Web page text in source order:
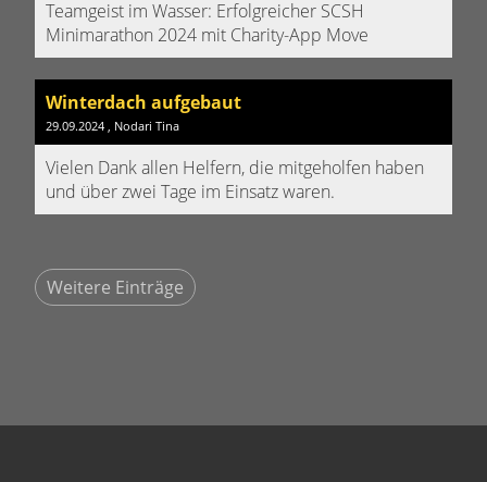
Teamgeist im Wasser: Erfolgreicher SCSH
Minimarathon 2024 mit Charity-App Move
Winterdach aufgebaut
29.09.2024 , Nodari Tina
Vielen Dank allen Helfern, die mitgeholfen haben
und über zwei Tage im Einsatz waren.
Weitere Einträge